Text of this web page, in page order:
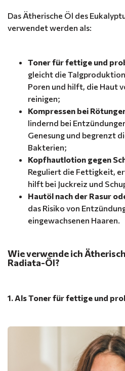
Das Ätherische Öl des
verwendet werden als:
Toner für fettige und
gleicht die
Poren und hilft, die Haut
reinigen;
Kompressen bei
lindernd bei
Genesung und begrenzt
Bakterien;
Kopfhautlotion gegen
Reguliert die Fettigkeit,
hilft bei Juckreiz und
Hautöl nach der Rasur
das Risiko von
eingewachsenen Haaren.
Wie verwende ich
Radiata-Öl?
1. Als Toner für fettige und